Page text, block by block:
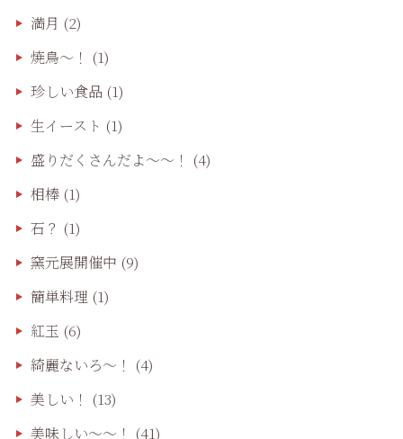
満月 (2)
焼鳥〜！ (1)
珍しい食品(1)
生イースト (1)
盛りだくさんだよ〜〜！ (4)
相棒(1)
石？ (1)
窯元展開催中 (9)
簡単料理 (1)
紅玉 (6)
綺麗ないろ～！ (4)
美しい！ (13)
美味しい〜〜！ (41)